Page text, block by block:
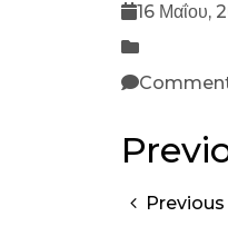
16 Μαΐου,